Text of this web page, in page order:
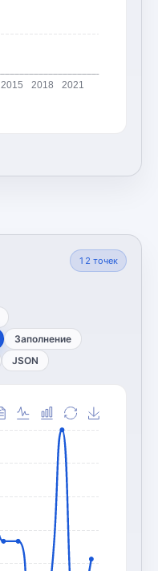
2015 2018 2021
12 точек
Заполнение
JSON